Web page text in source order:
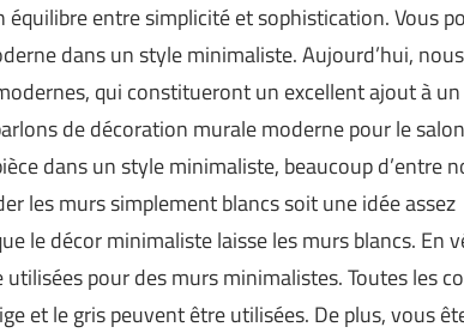
entre simplicité et sophistication. Vous
dans un style minimaliste. Aujourd’hui,
qui constitueront un excellent ajout à
de décoration murale moderne pour le
dans un style minimaliste, beaucoup d’entre
les murs simplement blancs soit une idée assez
le décor minimaliste laisse les murs blancs. En
pour des murs minimalistes. Toutes les
et le gris peuvent être utilisées. De plus, vous